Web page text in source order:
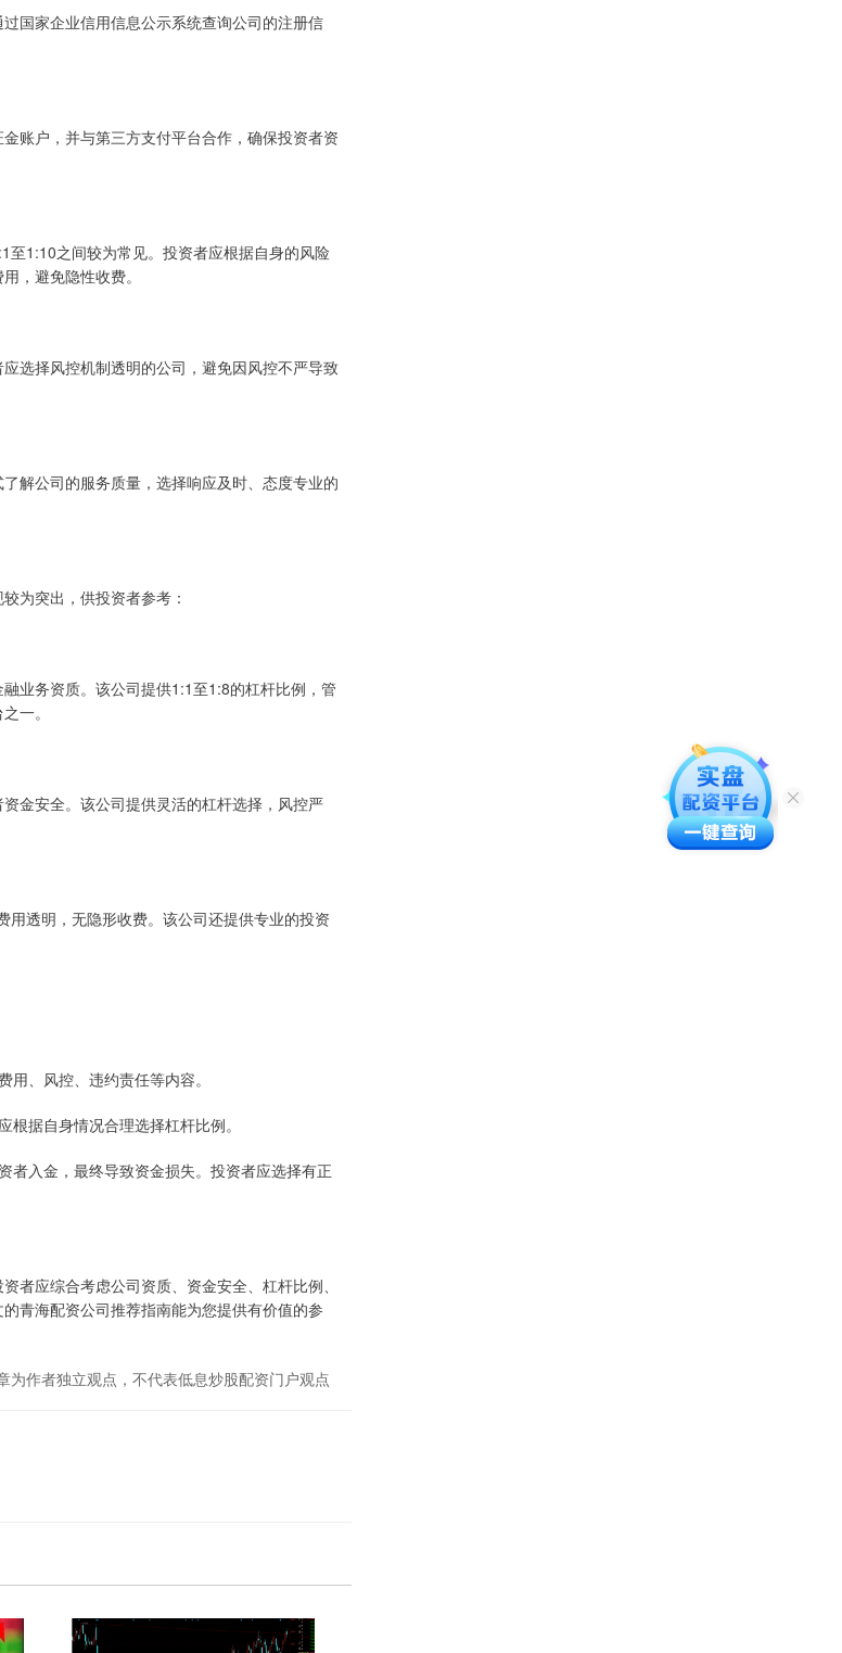
国家企业信用信息公示系统查询公司的注册信
账户，并与第三方支付平台合作，确保投资者资
1:10之间较为常见。投资者应根据自身的风险
，避免隐性收费。
选择风控机制透明的公司，避免因风控不严导致
解公司的服务质量，选择响应及时、态度专业的
为突出，供投资者参考：
业务资质。该公司提供1:1至1:8的杠杆比例，管
一。
金安全。该公司提供灵活的杠杆选择，风控严
透明，无隐形收费。该公司还提供专业的投资
、风控、违约责任等内容。
据自身情况合理选择杠杆比例。
者入金，最终导致资金损失。投资者应选择有正
者应综合考虑公司资质、资金安全、杠杆比例、
青海配资公司推荐指南能为您提供有价值的参
为作者独立观点，不代表低息炒股配资门户观点